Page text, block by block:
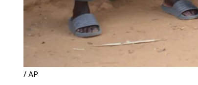
/ AP